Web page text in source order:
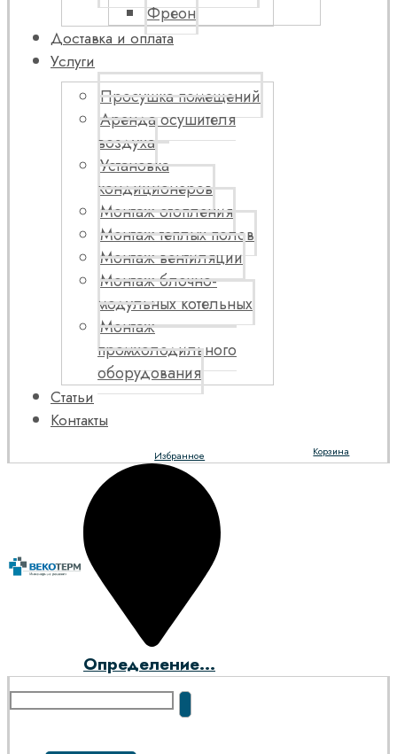
Фреон
Доставка и оплата
Услуги
Просушка помещений
Аренда осушителя
воздуха
Установка
кондиционеров
Монтаж отопления
Монтаж теплых полов
Монтаж вентиляции
Монтаж блочно-
модульных котельных
Монтаж
промхолодильного
оборудования
Статьи
Контакты
Корзина
Избранное
Определение...